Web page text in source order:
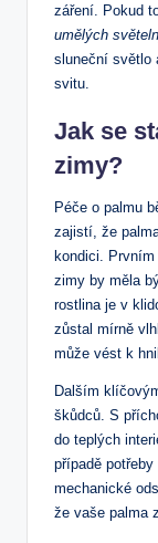
záření. Pokud
umělých
sluneční světlo
svitu.
Jak ⁤se
zimy?
Péče o palmu
zajistí,​ že
kondici.
zimy‍ by měla
rostlina je v
zůstal mírně
může vést k
Dalším
škůdců. S‍
do ‌teplých
případě
mechanické
že vaše ‌palma